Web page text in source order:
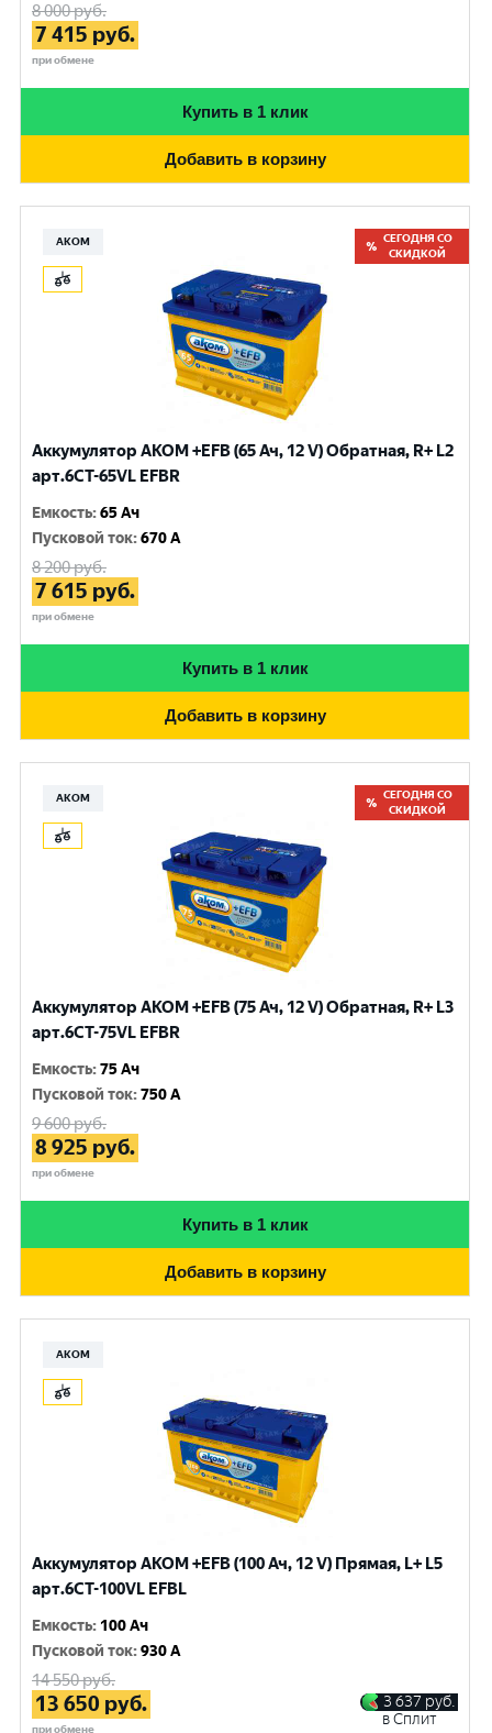
8 000руб.
7 415 руб.
при обмене
Купить в 1 клик
Добавить в корзину
АКОМ
СЕГОДНЯ СО
СКИДКОЙ
Аккумулятор AKOM +EFB (65 Ач, 12 V) Обратная, R+ L2
арт.6CT-65VL EFBR
Емкость:65 Ач
Пусковой ток:670 A
8 200руб.
7 615 руб.
при обмене
Купить в 1 клик
Добавить в корзину
АКОМ
СЕГОДНЯ СО
СКИДКОЙ
Аккумулятор AKOM +EFB (75 Ач, 12 V) Обратная, R+ L3
арт.6СТ-75VL EFBR
Емкость:75 Ач
Пусковой ток:750 A
9 600руб.
8 925 руб.
при обмене
Купить в 1 клик
Добавить в корзину
АКОМ
Аккумулятор AKOM +EFB (100 Ач, 12 V) Прямая, L+ L5
арт.6СТ-100VL EFBL
Емкость: 100 Ач
Пусковой ток:930 A
14 550руб.
13 650 руб.
при обмене
3 637 руб.
в Сплит